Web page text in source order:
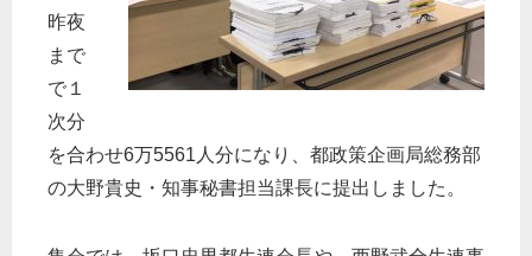
昨夜
まで
で１
次分
を合わせ6万5561人分になり、都政策企画局総務部
の大野貴史・知事秘書担当課長に提出しました。